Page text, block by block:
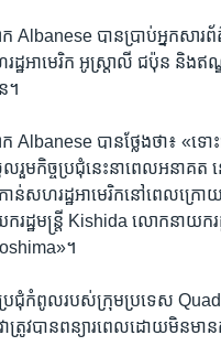
Albanese បាន​ប្រាប់​អ្នក​សារព័
ដ្ឋអាមេរិក អូស្ត្រាលី ជប៉ុន និង​
។
Albanese បានថ្លែងថា៖ «ទ
រួម​កិច្ចប្រជុំ​នេះ​នា​ពេល​អនាគត
ាន់សហរដ្ឋអាមេរិក​នៅ​ពេល​ក្រោ
ក​រដ្ឋមន្រ្តី Kishida លោក​នាយក​រ
។
ប្រជុំ​កំពូល​របស់​ក្រុម​ប្រទេស
វា​ត្រូវ​បាន​ពន្យារពេល​ដោយ​មិន​មា